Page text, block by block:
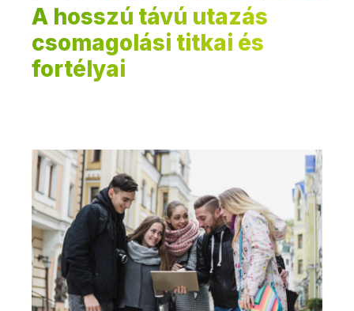
A hosszú távú utazás
csomagolási titkai és
fortélyai